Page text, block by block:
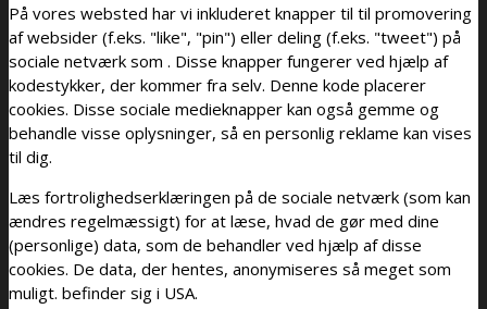
På vores websted har vi inkluderet knapper til til promovering
af websider (f.eks. "like", "pin") eller deling (f.eks. "tweet") på
sociale netværk som . Disse knapper fungerer ved hjælp af
kodestykker, der kommer fra selv. Denne kode placerer
cookies. Disse sociale medieknapper kan også gemme og
behandle visse oplysninger, så en personlig reklame kan vises
til dig.
Læs fortrolighedserklæringen på de sociale netværk (som kan
ændres regelmæssigt) for at læse, hvad de gør med dine
(personlige) data, som de behandler ved hjælp af disse
cookies. De data, der hentes, anonymiseres så meget som
muligt. befinder sig i USA.